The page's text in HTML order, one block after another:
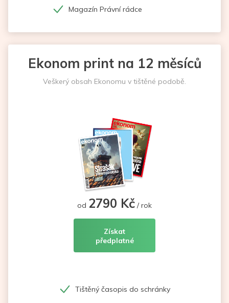
Magazín Právní rádce
Ekonom print na 12 měsíců
Veškerý obsah Ekonomu v tištěné podobě.
od 2790 Kč / rok
Získat
předplatné
Tištěný časopis do schránky